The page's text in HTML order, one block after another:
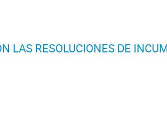
LAS RESOLUCIONES DE